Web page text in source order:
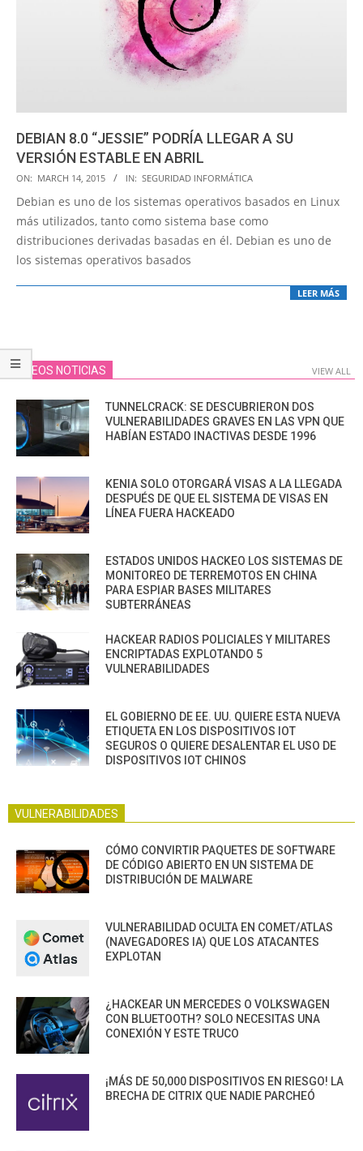
DEBIAN 8.0 “JESSIE” PODRÍA LLEGAR A SU
VERSIÓN ESTABLE EN ABRIL
2015-
03-
ON: MARCH 14, 2015 IN: SEGURIDAD INFORMÁTICA
Debian es uno de los sistemas operativos basados en Linux
más utilizados, tanto como sistema base como
distribuciones derivadas basadas en él. Debian es uno de
los sistemas operativos basados
LEER MÁS
VIDEOS NOTICIAS VIEW ALL
TUNNELCRACK: SE DESCUBRIERON DOS
VULNERABILIDADES GRAVES EN LAS VPN QUE
HABÍAN ESTADO INACTIVAS DESDE 1996
KENIA SOLO OTORGARÁ VISAS A LA LLEGADA
DESPUÉS DE QUE EL SISTEMA DE VISAS EN
LÍNEA FUERA HACKEADO
ESTADOS UNIDOS HACKEO LOS SISTEMAS DE
MONITOREO DE TERREMOTOS EN CHINA
PARA ESPIAR BASES MILITARES
SUBTERRÁNEAS
HACKEAR RADIOS POLICIALES Y MILITARES
ENCRIPTADAS EXPLOTANDO 5
VULNERABILIDADES
EL GOBIERNO DE EE. UU. QUIERE ESTA NUEVA
ETIQUETA EN LOS DISPOSITIVOS IOT
SEGUROS O QUIERE DESALENTAR EL USO DE
DISPOSITIVOS IOT CHINOS
VULNERABILIDADES
CÓMO CONVIRTIR PAQUETES DE SOFTWARE
DE CÓDIGO ABIERTO EN UN SISTEMA DE
DISTRIBUCIÓN DE MALWARE
VULNERABILIDAD OCULTA EN COMET/ATLAS
(NAVEGADORES IA) QUE LOS ATACANTES
EXPLOTAN
¿HACKEAR UN MERCEDES O VOLKSWAGEN
CON BLUETOOTH? SOLO NECESITAS UNA
CONEXIÓN Y ESTE TRUCO
¡MÁS DE 50,000 DISPOSITIVOS EN RIESGO! LA
BRECHA DE CITRIX QUE NADIE PARCHEÓ